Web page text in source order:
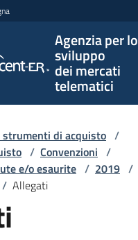
Agenzia per lo
sviluppo
dei mercati
telematici
per lo
sviluppo
telematici
strumenti di acquisto /
/ Convenzioni /
e/o esaurite / 2019 /
/ Allegati